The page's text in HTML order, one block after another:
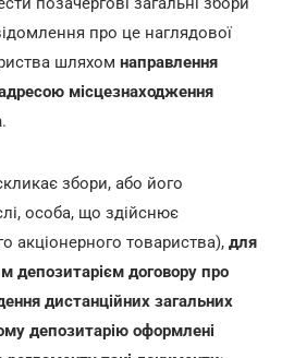
про це наглядової
шляхом направлення
місцезнаходження
.
збори, або його
особа, що здійснює
акціонерного товариства), для
депозитарієм договору про
дистанційних загальних
депозитарію оформлені